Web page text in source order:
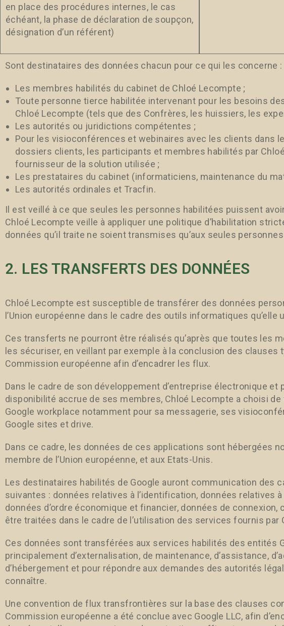
en place des procédures internes, le cas
échéant, la phase de déclaration de soupçon,
désignation d’un référent)
Sont destinataires des données chacun pour ce qui les concerne :
Les membres habilités du cabinet de Chloé Lecompte ;
Toute personne tierce habilitée intervenant pour les besoins
Chloé Lecompte (tels que des Confrères, les huissiers, les
Les autorités ou juridictions compétentes ;
Pour les visioconférences et webinaires avec les clients dans
dossiers clients, les participants et membres habilités par
fournisseur de la solution utilisée ;
Les prestataires du cabinet (informaticiens, maintenance du
Les autorités ordinales et Tracfin.
Il est veillé à ce que seules les personnes habilitées puissent
Chloé Lecompte veille à appliquer une politique d’habilitation
données qu’il traite ne soient transmises qu’aux seules
2. LES TRANSFERTS DES DONNÉES
Chloé Lecompte est susceptible de transférer des données
l’Union européenne dans le cadre des outils informatiques
Ces transferts ne pourront être réalisés qu’après que toutes les
les sécuriser, en veillant par exemple à la conclusion des clauses
Commission européenne afin d’encadrer les flux.
Dans le cadre de son développement d’entreprise électronique et
disponibilité accrue de ses membres, Chloé Lecompte a choisi
Google workplace notamment pour sa messagerie, ses
Google sites et drive.
Dans ce cadre, les données de ces applications sont hébergées
membre de l’Union européenne, et aux Etats-Unis.
Les destinataires habilités de Google auront communication des
suivantes : données relatives à l’identification, données relatives
données d’ordre économique et financier, données de connexion,
être traitées dans le cadre de l’utilisation des services fournis par
Ces données sont transférées aux services habilités des entités
principalement d’externalisation, de maintenance, d’assistance,
d’hébergement et pour répondre aux demandes des autorités
connaître.
Une convention de flux transfrontières sur la base des clauses
Commission européenne a été conclue avec Google LLC, afin